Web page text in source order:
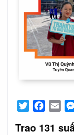
Twitter
Trao 131